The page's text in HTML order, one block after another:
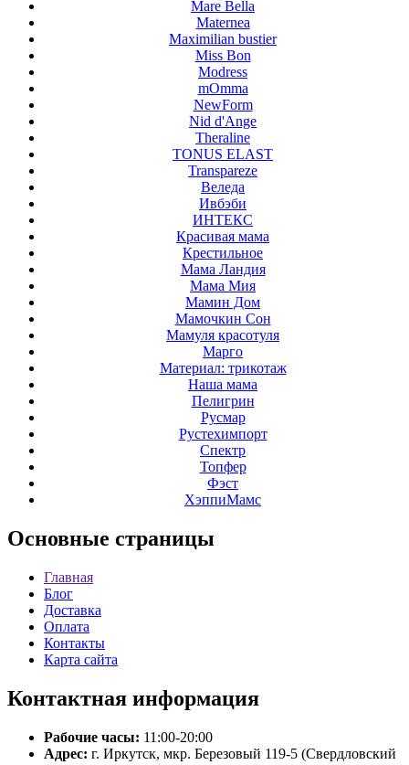
Mare Bella
Maternea
Maximilian bustier
Miss Bon
Modress
mOmma
NewForm
Nid d'Ange
Theraline
TONUS ELAST
Transpareze
Веледа
Ивбэби
ИНТЕКС
Красивая мама
Крестильное
Мама Ландия
Мама Мия
Мамин Дом
Мамочкин Сон
Мамуля красотуля
Марго
Материал: трикотаж
Наша мама
Пелигрин
Русмар
Рустехимпорт
Спектр
Топфер
Фэст
ХэппиМамс
Основные страницы
Главная
Блог
Доставка
Оплата
Контакты
Карта сайта
Контактная информация
Рабочие часы: 11:00-20:00
Адрес: г. Иркутск, мкр. Березовый 119-5 (Свердловский